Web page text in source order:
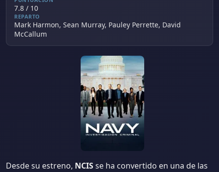
7.8 / 10
REPARTO
Mark Harmon, Sean Murray, Pauley Perrette, David
McCallum
Desde su estreno, NCISse ha convertido en una de las